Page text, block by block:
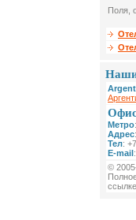
Поля,
Метро
Адрес
Тел:
E-mail:
©